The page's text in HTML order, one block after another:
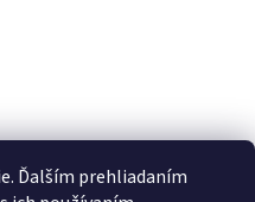
Ďalším prehliadaním